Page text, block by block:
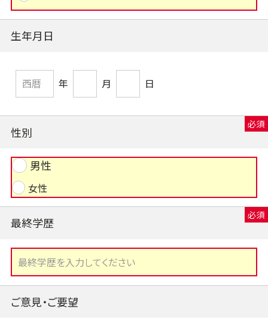
生年月日
年 月 日
性別
男性
女性
最終学歴
ご意見・ご要望